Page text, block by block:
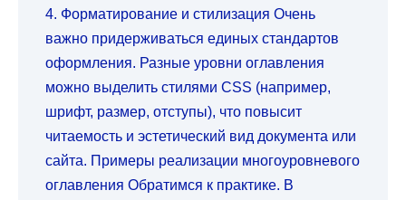
4. Форматирование и стилизация Очень
важно придерживаться единых стандартов
оформления. Разные уровни оглавления
можно выделить стилями CSS (например,
шрифт, размер, отступы), что повысит
читаемость и эстетический вид документа или
сайта. Примеры реализации многоуровневого
оглавления Обратимся к практике. В